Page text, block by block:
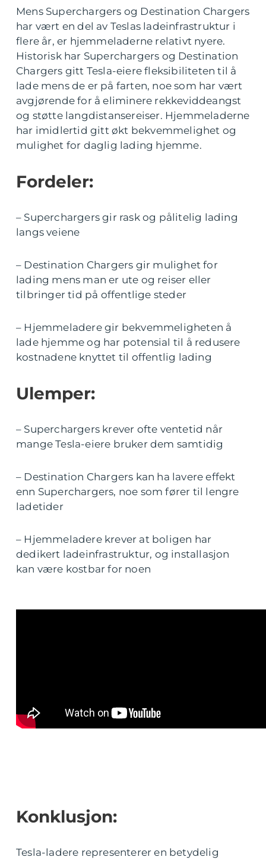
Mens Superchargers og Destination Chargers
har vært en del av Teslas ladeinfrastruktur i
flere år, er hjemmeladerne relativt nyere.
Historisk har Superchargers og Destination
Chargers gitt Tesla-eiere fleksibiliteten til å
lade mens de er på farten, noe som har vært
avgjørende for å eliminere rekkeviddeangst
og støtte langdistansereiser. Hjemmeladerne
har imidlertid gitt økt bekvemmelighet og
mulighet for daglig lading hjemme.
Fordeler:
– Superchargers gir rask og pålitelig lading
langs veiene
– Destination Chargers gir mulighet for
lading mens man er ute og reiser eller
tilbringer tid på offentlige steder
– Hjemmeladere gir bekvemmeligheten å
lade hjemme og har potensial til å redusere
kostnadene knyttet til offentlig lading
Ulemper:
– Superchargers krever ofte ventetid når
mange Tesla-eiere bruker dem samtidig
– Destination Chargers kan ha lavere effekt
enn Superchargers, noe som fører til lengre
ladetider
– Hjemmeladere krever at boligen har
dedikert ladeinfrastruktur, og installasjon
kan være kostbar for noen
Konklusjon:
Tesla-ladere representerer en betydelig